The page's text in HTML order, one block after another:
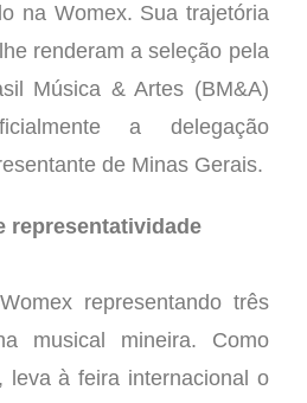
na Womex. Sua trajetória
renderam a seleção pela
Música & Artes (BM&A)
a delegação
de Minas Gerais.
representatividade
representando três
musical mineira. Como
leva à feira internacional o